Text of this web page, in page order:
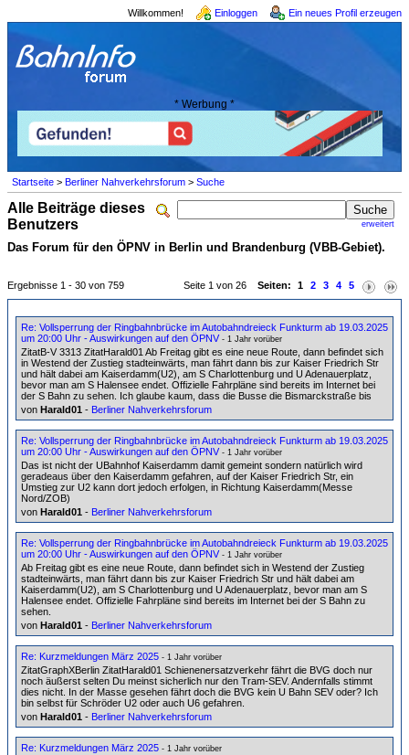
Willkommen! Einloggen Ein neues Profil erzeugen
* Werbung *
Startseite > Berliner Nahverkehrsforum > Suche
erweitert
Alle Beiträge dieses
Benutzers
Das Forum für den ÖPNV in Berlin und Brandenburg (VBB-Gebiet).
Seite 1 von 26 Seiten: 1 2 3 4 5
Ergebnisse 1 - 30 von 759
Re: Vollsperrung der Ringbahnbrücke im Autobahndreieck Funkturm ab 19.03.2025
um 20:00 Uhr - Auswirkungen auf den ÖPNV - 1 Jahr vorüber
ZitatB-V 3313 ZitatHarald01 Ab Freitag gibt es eine neue Route, dann befindet sich
in Westend der Zustieg stadteinwärts, man fährt dann bis zur Kaiser Friedrich Str
und hält dabei am Kaiserdamm(U2), am S Charlottenburg und U Adenauerplatz,
bevor man am S Halensee endet. Offizielle Fahrpläne sind bereits im Internet bei
der S Bahn zu sehen. Ich glaube kaum, dass die Busse die Bismarckstraße bis
von Harald01 - Berliner Nahverkehrsforum
Re: Vollsperrung der Ringbahnbrücke im Autobahndreieck Funkturm ab 19.03.2025
um 20:00 Uhr - Auswirkungen auf den ÖPNV - 1 Jahr vorüber
Das ist nicht der UBahnhof Kaiserdamm damit gemeint sondern natürlich wird
geradeaus über den Kaiserdamm gefahren, auf der Kaiser Friedrich Str, ein
Umstieg zur U2 kann dort jedoch erfolgen, in Richtung Kaiserdamm(Messe
Nord/ZOB)
von Harald01 - Berliner Nahverkehrsforum
Re: Vollsperrung der Ringbahnbrücke im Autobahndreieck Funkturm ab 19.03.2025
um 20:00 Uhr - Auswirkungen auf den ÖPNV - 1 Jahr vorüber
Ab Freitag gibt es eine neue Route, dann befindet sich in Westend der Zustieg
stadteinwärts, man fährt dann bis zur Kaiser Friedrich Str und hält dabei am
Kaiserdamm(U2), am S Charlottenburg und U Adenauerplatz, bevor man am S
Halensee endet. Offizielle Fahrpläne sind bereits im Internet bei der S Bahn zu
sehen.
von Harald01 - Berliner Nahverkehrsforum
Re: Kurzmeldungen März 2025 - 1 Jahr vorüber
ZitatGraphXBerlin ZitatHarald01 Schienenersatzverkehr fährt die BVG doch nur
noch äußerst selten Du meinst sicherlich nur den Tram-SEV. Andernfalls stimmt
dies nicht. In der Masse gesehen fährt doch die BVG kein U Bahn SEV oder? Ich
bin selbst für Schröder U2 oder auch U6 gefahren.
von Harald01 - Berliner Nahverkehrsforum
Re: Kurzmeldungen März 2025 - 1 Jahr vorüber